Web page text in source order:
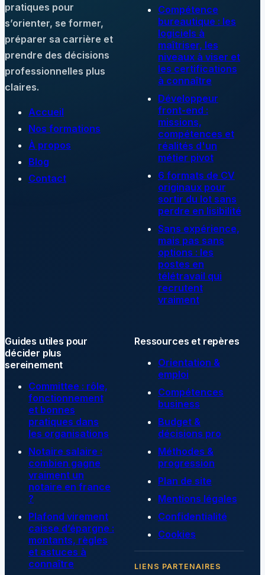
pratiques pour
s’orienter, se former,
préparer sa carrière et
prendre des décisions
professionnelles plus
claires.
Accueil
Nos formations
À propos
Blog
Contact
Compétence
bureautique : les
logiciels à
maîtriser, les
niveaux à viser et
les certifications
à connaître
Développeur
front-end :
missions,
compétences et
réalités d'un
métier pivot
6 formats de CV
originaux pour
sortir du lot sans
perdre en lisibilité
Sans expérience,
mais pas sans
options : les
postes en
télétravail qui
recrutent
vraiment
Guides utiles pour
décider plus
sereinement
Committee : rôle,
fonctionnement
et bonnes
pratiques dans
les organisations
Notaire salaire :
combien gagne
vraiment un
notaire en france
?
Plafond virement
caisse d’épargne :
montants, règles
et astuces à
connaître
Ressources et repères
Orientation &
emploi
Compétences
business
Budget &
décisions pro
Méthodes &
progression
Plan de site
Mentions légales
Confidentialité
Cookies
LIENS PARTENAIRES